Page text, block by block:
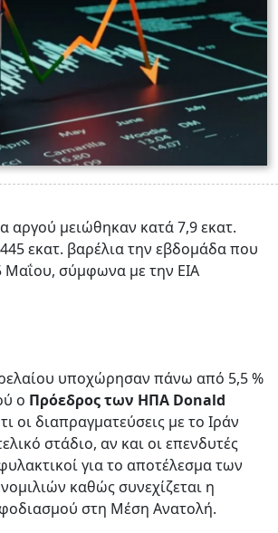
αργού μειώθηκαν κατά 7,9 εκατ.
εκατ. βαρέλια την εβδομάδα που
Μαΐου, σύμφωνα με την EIA
υποχώρησαν πάνω από 5,5 %
ο Πρόεδρος των ΗΠΑ Donald
οι διαπραγματεύσεις με το Ιράν
στάδιο, αν και οι επενδυτές
για το αποτέλεσμα των
καθώς συνεχίζεται η
στη Μέση Ανατολή.